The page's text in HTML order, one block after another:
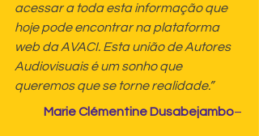
acessar a toda esta informação que
hoje pode encontrar na plataforma
web da AVACI. Esta união de Autores
Audiovisuais é um sonho que
queremos que se torne realidade.”
Marie Clémentine Dusabejambo–